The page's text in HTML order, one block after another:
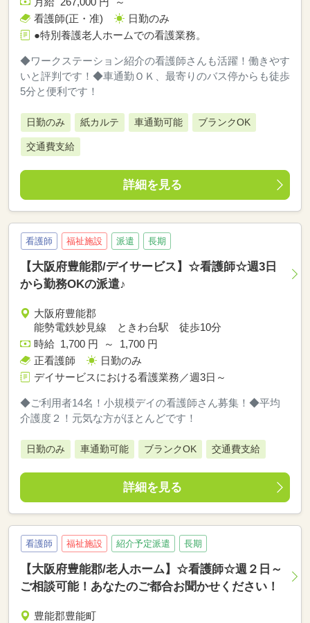
看護師(正・准)
日勤のみ
●特別養護老人ホームでの看護業務。
◆ワークステーション紹介の看護師さんも活躍！働きやす
いと評判です！◆車通勤ＯＫ、最寄りのバス停からも徒歩
5分と便利です！
日勤のみ 紙カルテ 車通勤可能 ブランクOK
交通費支給
詳細を見る
看護師 福祉施設 派遣 長期
【大阪府豊能郡/デイサービス】☆看護師☆週3日
から勤務OKの派遣♪
大阪府豊能郡
能勢電鉄妙見線 ときわ台駅 徒歩10分
時給 1,700 円 ～ 1,700 円
正看護師
日勤のみ
デイサービスにおける看護業務／週3日～
◆ご利用者14名！小規模デイの看護師さん募集！◆平均
介護度２！元気な方がほとんどです！
日勤のみ 車通勤可能 ブランクOK 交通費支給
詳細を見る
看護師 福祉施設 紹介予定派遣 長期
【大阪府豊能郡/老人ホーム】☆看護師☆週２日～
ご相談可能！あなたのご都合お聞かせください！
豊能郡豊能町